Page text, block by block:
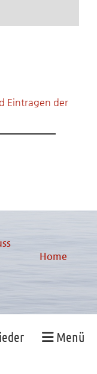
Eintragen der
Home
Menü